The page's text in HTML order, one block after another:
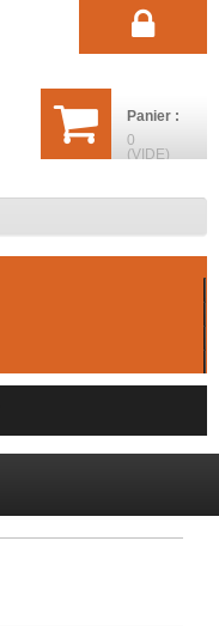
Panier :
0
(VIDE)